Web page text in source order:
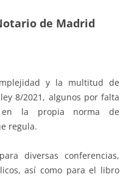
de Madrid
y la multitud de
8/2021, algunos por falta
la propia norma de
regula.
diversas conferencias,
así como para el libro